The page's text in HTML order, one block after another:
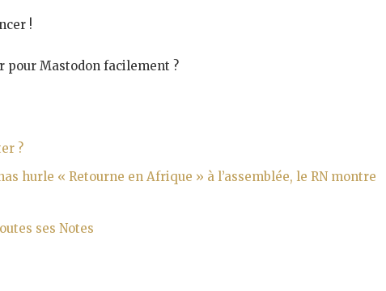
!
pour Mastodon facilement ?
?
hurle « Retourne en Afrique » à l’assemblée, le RN montre
ses Notes